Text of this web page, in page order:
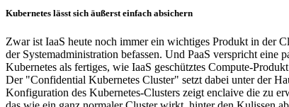
Kubernetes lässt sich äußerst einfach absichern
Zwar ist IaaS heute noch immer ein wichtiges Produkt in der
der Systemadministration befassen. Und PaaS verspricht eine
Kubernetes als fertiges, wie IaaS geschütztes Compute-
Der "Confidential Kubernetes Cluster" setzt dabei unter der
Konfiguration des Kubernetes-Clusters zeigt enclaive die zu